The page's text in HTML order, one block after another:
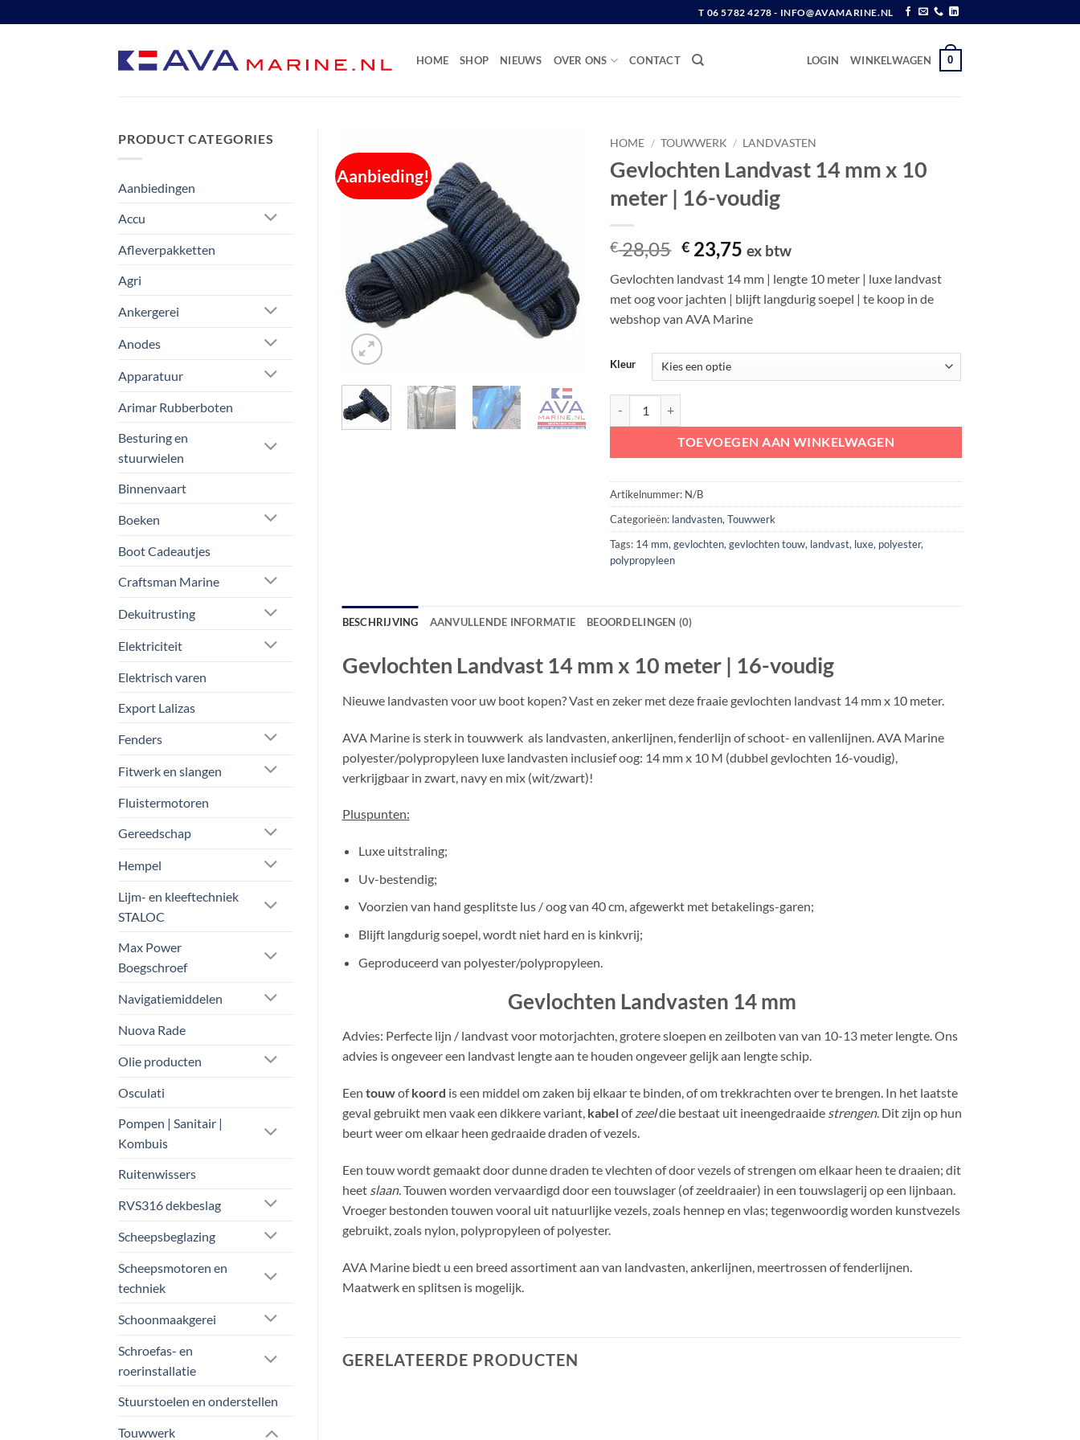
naar
T 06 5782 4278 - INFO@AVAMARINE.NL
HOME SHOP NIEUWS OVER ONS CONTACT LOGIN WINKELWAGEN 0
PRODUCT CATEGORIES
Aanbiedingen
Accu
Afleverpakketten
Agri
Ankergerei
Anodes
Apparatuur
Arimar Rubberboten
Besturing en
stuurwielen
Binnenvaart
Boeken
Boot Cadeautjes
Craftsman Marine
Dekuitrusting
Elektriciteit
Elektrisch varen
Export Lalizas
Fenders
Fitwerk en slangen
Fluistermotoren
Gereedschap
Hempel
Lijm- en kleeftechniek
STALOC
Max Power
Boegschroef
Navigatiemiddelen
Nuova Rade
Olie producten
Osculati
Pompen | Sanitair |
Kombuis
Ruitenwissers
RVS316 dekbeslag
Scheepsbeglazing
Scheepsmotoren en
techniek
Schoonmaakgerei
Schroefas- en
roerinstallatie
Stuurstoelen en onderstellen
Touwwerk
Aanbieding!
HOME / TOUWWERK / LANDVASTEN
Gevlochten Landvast 14 mm x 10
meter | 16-voudig
€28,05 Oorspronkelijke
prijs
was:
€ 28,05.
€23,75Huidige
is:
€ 23,75.
ex btw
Gevlochten landvast 14 mm | lengte 10 meter | luxe landvast
met oog voor jachten | blijft langdurig soepel | te koop in de
webshop van AVA Marine
Kleur
TOEVOEGEN AAN WINKELWAGEN
Artikelnummer: N/B
Categorieën: landvasten,Touwwerk
Tags: 14 mm,gevlochten,gevlochten touw, landvast, luxe, polyester,
polypropyleen
BESCHRIJVING AANVULLENDE INFORMATIE BEOORDELINGEN (0)
Gevlochten Landvast 14 mm x 10 meter | 16-voudig
Nieuwe landvasten voor uw boot kopen? Vast en zeker met deze fraaie gevlochten landvast 14 mm x 10 meter.
AVA Marine is sterk in touwwerk als landvasten, ankerlijnen, fenderlijn of schoot- en vallenlijnen. AVA Marine
polyester/polypropyleen luxe landvasten inclusief oog: 14 mm x 10 M (dubbel gevlochten 16-voudig),
verkrijgbaar in zwart, navy en mix (wit/zwart)!
Pluspunten:
Luxe uitstraling;
Uv-bestendig;
Voorzien van hand gesplitste lus / oog van 40 cm, afgewerkt met betakelings-garen;
Blijft langdurig soepel, wordt niet hard en is kinkvrij;
Geproduceerd van polyester/polypropyleen.
Gevlochten Landvasten 14 mm
Advies: Perfecte lijn / landvast voor motorjachten, grotere sloepen en zeilboten van van 10-13 meter lengte. Ons
advies is ongeveer een landvast lengte aan te houden ongeveer gelijk aan lengte schip.
Een touwofkoord is een middel om zaken bij elkaar te binden, of om trekkrachten over te brengen. In het laatste
geval gebruikt men vaak een dikkere variant, kabelofzeeldie bestaat uit ineengedraaide strengen. Dit zijn op hun
beurt weer om elkaar heen gedraaide draden of vezels.
Een touw wordt gemaakt door dunne draden te vlechten of door vezels of strengen om elkaar heen te draaien; dit
heet slaan. Touwen worden vervaardigd door een touwslager (of zeeldraaier) in een touwslagerij op een lijnbaan.
Vroeger bestonden touwen vooral uit natuurlijke vezels, zoals hennep en vlas; tegenwoordig worden kunstvezels
gebruikt, zoals nylon, polypropyleen of polyester.
AVA Marine biedt u een breed assortiment aan van landvasten, ankerlijnen, meertrossen of fenderlijnen.
Maatwerk en splitsen is mogelijk.
GERELATEERDE PRODUCTEN